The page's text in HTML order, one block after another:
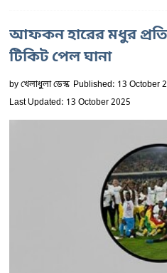
আফকন হারের মধুর
টিকিট পেল ঘানা
byখেলাধুলা ডেস্ক Published: 13 October
Last Updated: 13 October 2025